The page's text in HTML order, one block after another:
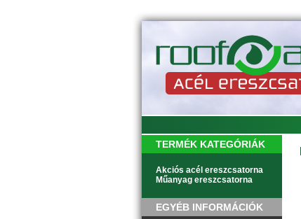
TERMÉK KATEGÓRIÁK
Akciós acél ereszcsatorna
Műanyag ereszcsatorna
EGYÉB INFORMÁCIÓK